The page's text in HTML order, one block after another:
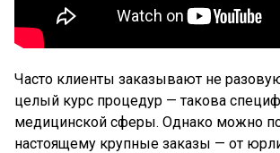
Часто клиенты заказывают не
целый курс процедур — такова
медицинской сферы. Однако можно
настоящему крупные заказы — от